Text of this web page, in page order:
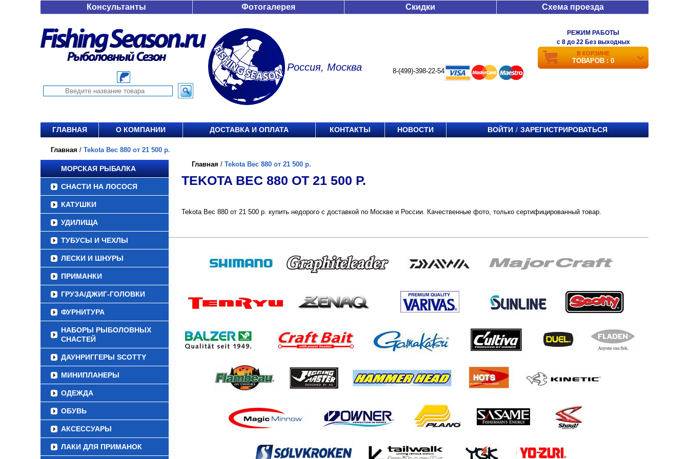
Консультанты Фотогалерея Скидки Схема проезда
Россия, Москва 8-(499)-398-22-54
РЕЖИМ РАБОТЫ
c 8 до 22 Без выходных
В КОРЗИНЕ
ТОВАРОВ : 0
ГЛАВНАЯ О КОМПАНИИ ДОСТАВКА И ОПЛАТА КОНТАКТЫ НОВОСТИ ВОЙТИ / ЗАРЕГИСТРИРОВАТЬСЯ
Главная / Tekota Вес 880 от 21 500 р.
МОРСКАЯ РЫБАЛКА
СНАСТИ НА ЛОСОСЯ
КАТУШКИ
УДИЛИЩА
ТУБУСЫ И ЧЕХЛЫ
ЛЕСКИ И ШНУРЫ
ПРИМАНКИ
ГРУЗА/ДЖИГ-ГОЛОВКИ
ФУРНИТУРА
НАБОРЫ РЫБОЛОВНЫХ
СНАСТЕЙ
ДАУНРИГГЕРЫ SCOTTY
МИНИПЛАНЕРЫ
ОДЕЖДА
ОБУВЬ
АКСЕССУАРЫ
ЛАКИ ДЛЯ ПРИМАНОК
Главная / Tekota Вес 880 от 21 500 р.
TEKOTA ВЕС 880 ОТ 21 500 Р.
Tekota Вес 880 от 21 500 р. купить недорого с доставкой по Москве и России. Качественные фото, только сертифицированный товар.